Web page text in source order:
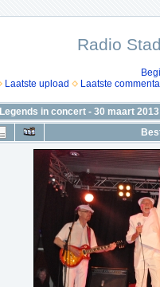
Radio
Laatste upload Laatste
Legends in concert - 30 maart 2013